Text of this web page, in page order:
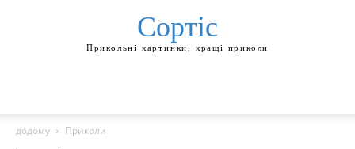
Сортіс
Прикольні картинки, кращі приколи
додому Приколи